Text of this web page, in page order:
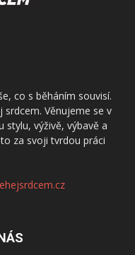
co s běháním souvisí.
Věnujeme se v
stylu, výživě, výbavě a
za svoji tvrdou práci